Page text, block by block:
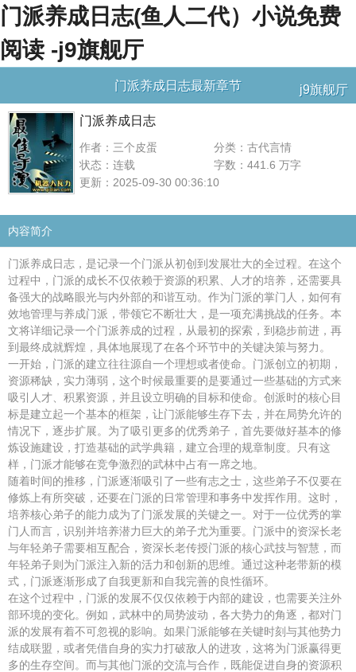
门派养成日志(鱼人二代）小说免费
阅读 -j9旗舰厅
门派养成日志最新章节 j9旗舰厅
门派养成日志
作者：三个皮蛋
分类：古代言情
状态：连载
字数：441.6 万字
更新：2025-09-30 00:36:10
内容简介
门派养成日志，是记录一个门派从初创到发展壮大的全过程。在这个
过程中，门派的成长不仅依赖于资源的积累、人才的培养，还需要具
备强大的战略眼光与内外部的和谐互动。作为门派的掌门人，如何有
效地管理与养成门派，带领它不断壮大，是一项充满挑战的任务。本
文将详细记录一个门派养成的过程，从最初的探索，到稳步前进，再
到最终成就辉煌，具体地展现了在各个环节中的关键决策与努力。
一开始，门派的建立往往源自一个理想或者使命。门派创立的初期，
资源稀缺，实力薄弱，这个时候最重要的是要通过一些基础的方式来
吸引人才、积累资源，并且设立明确的目标和使命。创派时的核心目
标是建立起一个基本的框架，让门派能够生存下去，并在局势允许的
情况下，逐步扩展。为了吸引更多的优秀弟子，首先要做好基本的修
炼设施建设，打造基础的武学典籍，建立合理的规章制度。只有这
样，门派才能够在竞争激烈的武林中占有一席之地。
随着时间的推移，门派逐渐吸引了一些有志之士，这些弟子不仅要在
修炼上有所突破，还要在门派的日常管理和事务中发挥作用。这时，
培养核心弟子的能力成为了门派发展的关键之一。对于一位优秀的掌
门人而言，识别并培养潜力巨大的弟子尤为重要。门派中的资深长老
与年轻弟子需要相互配合，资深长老传授门派的核心武技与智慧，而
年轻弟子则为门派注入新的活力和创新的思维。通过这种老带新的模
式，门派逐渐形成了自我更新和自我完善的良性循环。
在这个过程中，门派的发展不仅仅依赖于内部的建设，也需要关注外
部环境的变化。例如，武林中的局势波动，各大势力的角逐，都对门
派的发展有着不可忽视的影响。如果门派能够在关键时刻与其他势力
结成联盟，或者凭借自身的实力打破敌人的进攻，这将为门派赢得更
多的生存空间。而与其他门派的交流与合作，既能促进自身的资源积